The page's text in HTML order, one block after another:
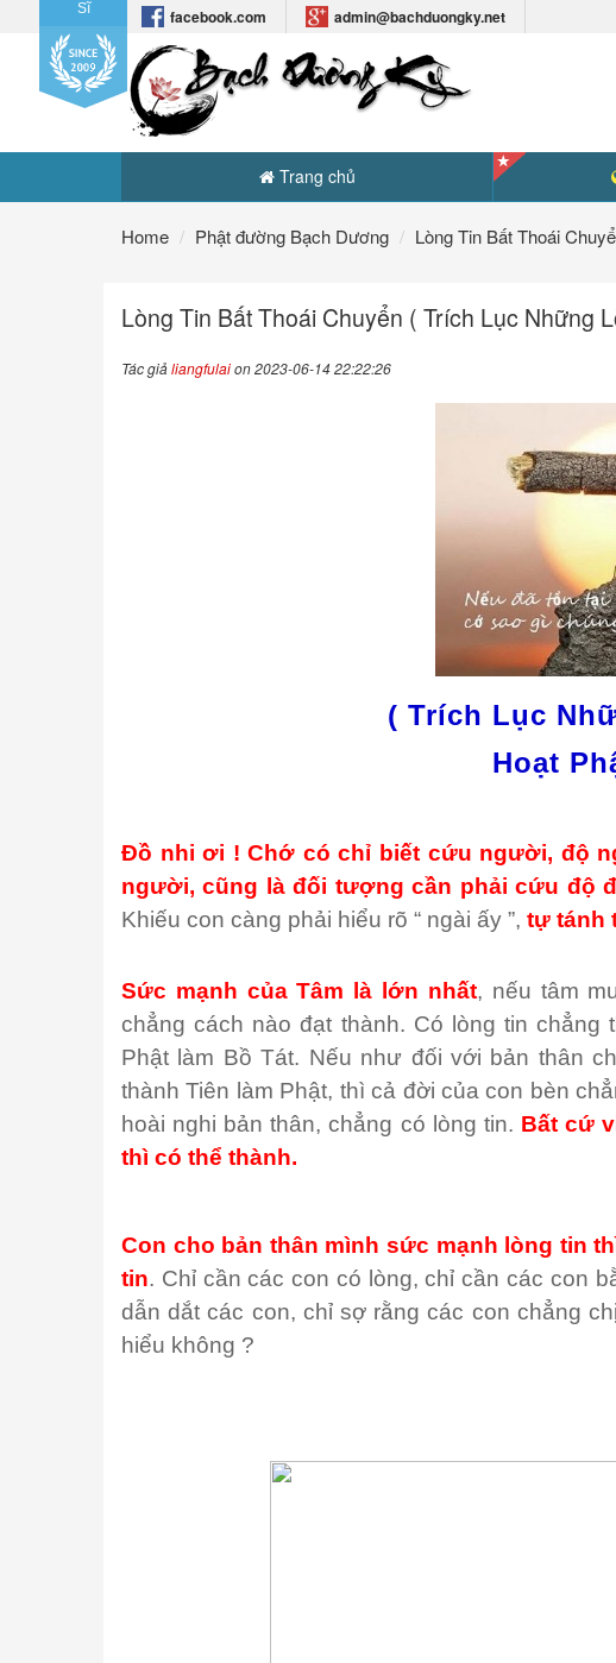
Sĩ facebook.com admin@bachduongky.net
Trang chủ
Home Phật đường Bạch Dương Lòng Tin Bất Thoái
Lòng Tin Bất Thoái Chuyển ( Trích Lục Những
Tác giảliangfulaion 2023-06-14 22:22:26
( Trích Lục
Hoạt
Đồ nhi ơi ! Chớ có chỉ biết cứu người, độ
người, cũng là đối tượng cần phải cứu độ
Khiếu con càng phải hiểu rõ “ ngài ấy ”, tự tánh
Sức mạnh của Tâm là lớn nhất, nếu tâm
chẳng cách nào đạt thành. Có lòng tin chẳng
Phật làm Bồ Tát. Nếu như đối với bản thân
thành Tiên làm Phật, thì cả đời của con bèn
hoài nghi bản thân, chẳng có lòng tin. Bất cứ
thì có thể thành.
Con cho bản thân mình sức mạnh lòng tin
tin. Chỉ cần các con có lòng, chỉ cần các con
dẫn dắt các con, chỉ sợ rằng các con chẳng
hiểu không ?